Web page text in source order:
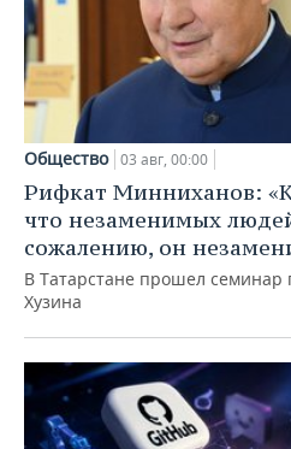
Общество 03 авг, 00:00
Рифкат Минниханов:
что незаменимых
сожалению, он
В Татарстане прошел семинар
Хузина